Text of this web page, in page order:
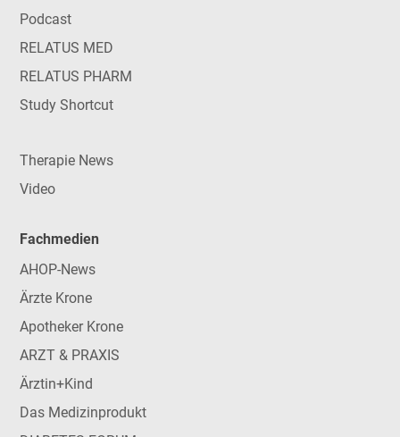
Podcast
RELATUS MED
RELATUS PHARM
Study Shortcut
Therapie News
Video
Fachmedien
AHOP-News
Ärzte Krone
Apotheker Krone
ARZT & PRAXIS
Ärztin+Kind
Das Medizinprodukt